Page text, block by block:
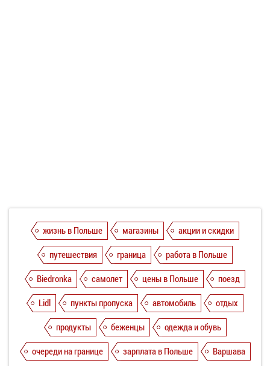
жизнь в Польше магазины
акции и скидки
путешествия
граница
работа в Польше
Biedronka
самолет цены в Польше
поезд
Lidl
пункты пропуска автомобиль
отдых
продукты
беженцы
одежда и обувь
очереди на границе
зарплата в Польше Варшава